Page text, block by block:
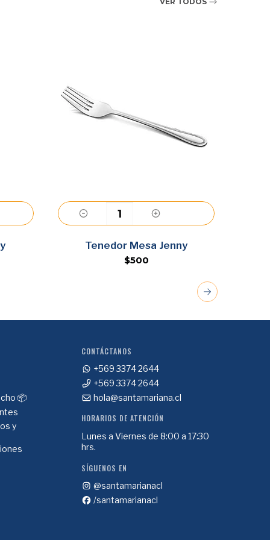
Agregar
Tenedor Mesa Jenny
$500
📦
y
CONTÁCTANOS
+569 3374 2644
+569 3374 2644
hola@santamariana.cl
HORARIOS DE ATENCIÓN
Lunes a Viernes de 8:00 a 17:30
hrs.
SÍGUENOS EN
@santamarianacl
/santamarianacl